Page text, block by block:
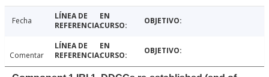
Fecha
Comentar